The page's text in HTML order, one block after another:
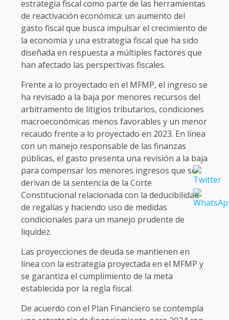
estrategia fiscal como parte de las herramientas
de reactivación económica: un aumento del
gasto fiscal que busca impulsar el crecimiento de
la economía y una estrategia fiscal que ha sido
diseñada en respuesta a múltiples factores que
han afectado las perspectivas fiscales.
Frente a lo proyectado en el MFMP, el ingreso se
ha revisado a la baja por menores recursos del
arbitramento de litigios tributarios, condiciones
macroeconómicas menos favorables y un menor
recaudo frente a lo proyectado en 2023. En línea
con un manejo responsable de las finanzas
públicas, el gasto presenta una revisión a la baja
para compensar los menores ingresos que se
derivan de la sentencia de la Corte
Constitucional relacionada con la deducibilidad
de regalías y haciendo uso de medidas
condicionales para un manejo prudente de
liquidez.
Las proyecciones de deuda se mantienen en
línea con la estrategia proyectada en el MFMP y
se garantiza el cumplimiento de la meta
establecida por la regla fiscal.
De acuerdo con el Plan Financiero se contempla